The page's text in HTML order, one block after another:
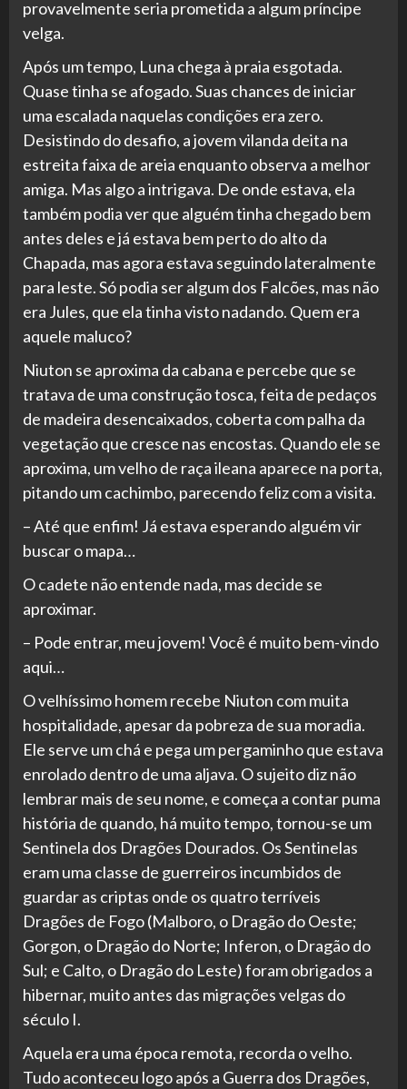
provavelmente seria prometida a algum príncipe
velga.
Após um tempo, Luna chega à praia esgotada.
Quase tinha se afogado. Suas chances de iniciar
uma escalada naquelas condições era zero.
Desistindo do desafio, a jovem vilanda deita na
estreita faixa de areia enquanto observa a melhor
amiga. Mas algo a intrigava. De onde estava, ela
também podia ver que alguém tinha chegado bem
antes deles e já estava bem perto do alto da
Chapada, mas agora estava seguindo lateralmente
para leste. Só podia ser algum dos Falcões, mas não
era Jules, que ela tinha visto nadando. Quem era
aquele maluco?
Niuton se aproxima da cabana e percebe que se
tratava de uma construção tosca, feita de pedaços
de madeira desencaixados, coberta com palha da
vegetação que cresce nas encostas. Quando ele se
aproxima, um velho de raça ileana aparece na porta,
pitando um cachimbo, parecendo feliz com a visita.
– Até que enfim! Já estava esperando alguém vir
buscar o mapa…
O cadete não entende nada, mas decide se
aproximar.
– Pode entrar, meu jovem! Você é muito bem-vindo
aqui…
O velhíssimo homem recebe Niuton com muita
hospitalidade, apesar da pobreza de sua moradia.
Ele serve um chá e pega um pergaminho que estava
enrolado dentro de uma aljava. O sujeito diz não
lembrar mais de seu nome, e começa a contar puma
história de quando, há muito tempo, tornou-se um
Sentinela dos Dragões Dourados. Os Sentinelas
eram uma classe de guerreiros incumbidos de
guardar as criptas onde os quatro terríveis
Dragões de Fogo (Malboro, o Dragão do Oeste;
Gorgon, o Dragão do Norte; Inferon, o Dragão do
Sul; e Calto, o Dragão do Leste) foram obrigados a
hibernar, muito antes das migrações velgas do
século I.
Aquela era uma época remota, recorda o velho.
Tudo aconteceu logo após a Guerra dos Dragões,